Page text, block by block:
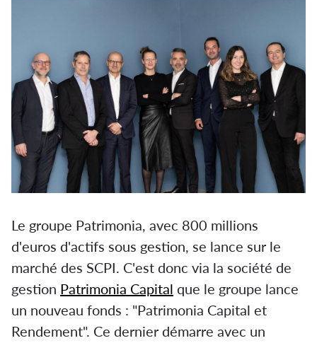
Le groupe Patrimonia, avec 800 millions
d'euros d'actifs sous gestion, se lance sur le
marché des SCPI. C'est donc via la société de
gestion Patrimonia Capital que le groupe lance
un nouveau fonds : "Patrimonia Capital et
Rendement". Ce dernier démarre avec un